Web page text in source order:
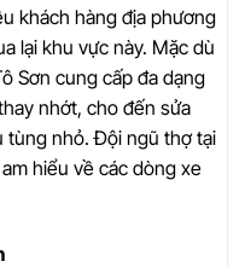
khách hàng địa phương
lại khu vực này. Mặc dù
Sơn cung cấp đa dạng
nhớt, cho đến sửa
tùng nhỏ. Đội ngũ thợ tại
hiểu về các dòng xe